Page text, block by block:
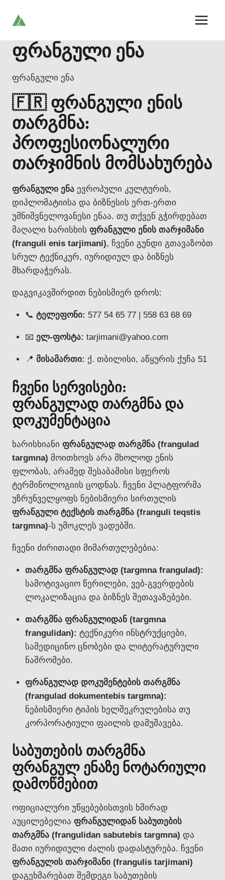
ფრანგული ენა
ფრანგული ენა
🇫🇷 ფრანგული ენის
თარგმნა:
პროფესიონალური
თარჯიმნის მომსახურება
ფრანგული ენა ევროპული კულტურის,
დიპლომატიისა და ბიზნესის ერთ-ერთი
უმნიშვნელოვანესი ენაა. თუ თქვენ გჭირდებათ
მაღალი ხარისხის ფრანგული ენის თარჯიმანი
(franguli enis tarjimani), ჩვენი გუნდი გთავაზობთ
სრულ ტექნიკურ, იურიდიულ და ბიზნეს
მხარდაჭერას.
დაგვიკავშირდით ნებისმიერ დროს:
📞 ტელეფონი: 577 54 65 77 | 558 63 68 69
📧 ელ-ფოსტა: tarjimani@yahoo.com
📍 მისამართი: ქ. თბილისი, აწყურის ქუჩა 51
ჩვენი სერვისები:
ფრანგულად თარგმნა და
დოკუმენტაცია
ხარისხიანი ფრანგულად თარგმნა (frangulad
targmna) მოითხოვს არა მხოლოდ ენის
ფლობას, არამედ შესაბამისი სფეროს
ტერმინოლოგიის ცოდნას. ჩვენი პლატფორმა
უზრუნველყოფს ნებისმიერი სირთულის
ფრანგული ტექსტის თარგმნა (franguli teqstis
targmna)-ს უმოკლეს ვადებში.
ჩვენი ძირითადი მიმართულებებია:
თარგმნა ფრანგულად (targmna frangulad):
სამოტივაციო წერილები, ვებ-გვერდების
ლოკალიზაცია და ბიზნეს შეთავაზებები.
თარგმნა ფრანგულიდან (targmna
frangulidan): ტექნიკური ინსტრუქციები,
სამედიცინო ცნობები და ლიტერატურული
ნაშრომები.
ფრანგულად დოკუმენტების თარგმნა
(frangulad dokumentebis targmna):
ნებისმიერი ტიპის ხელშეკრულებისა თუ
კორპორატიული ფაილის დამუშავება.
საბუთების თარგმნა
ფრანგულ ენაზე ნოტარიული
დამოწმებით
ოფიციალური უწყებებისთვის ხშირად
აუცილებელია ფრანგულიდან საბუთების
თარგმნა (frangulidan sabutebis targmna) და
მათი იურიდიული ძალის დადასტურება. ჩვენი
ფრანგულის თარჯიმანი (frangulis tarjimani)
დაგეხმარებათ შემდეგი საბუთების